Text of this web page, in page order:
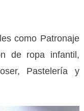
como Patronaje
de ropa infantil,
Pastelería y